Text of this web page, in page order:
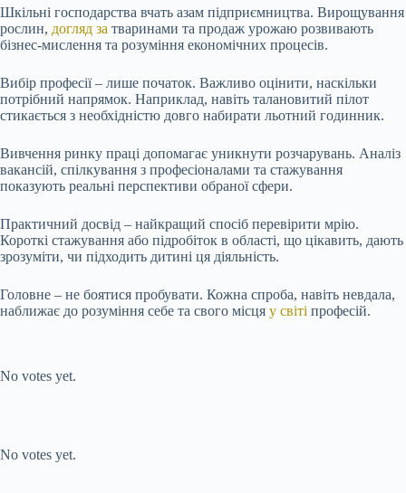
Шкільні господарства вчать азам підприємництва. Вирощування
рослин, догляд за тваринами та продаж урожаю розвивають
бізнес-мислення та розуміння економічних процесів.
Вибір професії – лише початок. Важливо оцінити, наскільки
потрібний напрямок. Наприклад, навіть талановитий пілот
стикається з необхідністю довго набирати льотний годинник.
Вивчення ринку праці допомагає уникнути розчарувань. Аналіз
вакансій, спілкування з професіоналами та стажування
показують реальні перспективи обраної сфери.
Практичний досвід – найкращий спосіб перевірити мрію.
Короткі стажування або підробіток в області, що цікавить, дають
зрозуміти, чи підходить дитині ця діяльність.
Головне – не боятися пробувати. Кожна спроба, навіть невдала,
наближає до розуміння себе та свого місця у світі професій.
No votes yet.
No votes yet.